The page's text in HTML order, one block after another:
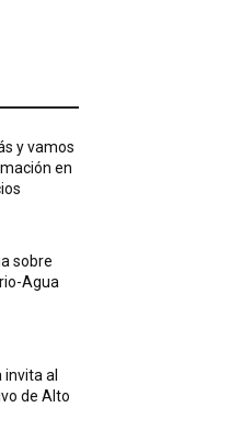
y vamos
en
sobre
Agua
al
de Alto